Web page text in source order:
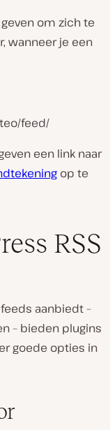
om zich te
wanneer je een
feed/
een link naar
op te
RSS
aanbiedt –
– bieden plugins
goede opties in